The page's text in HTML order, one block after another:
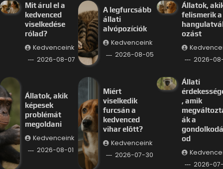
Mit árul el a
kedvenced
viselkedése
rólad?
Kedvenceink
2026-08-07
A legfurcsább
állati
alvópozíciók
Kedvenceink
2026-08-05
Állatok,
felismerik a
ozást
2026-
Állatok, akik
képesek
problémát
megoldani
Kedvenceink
2026-08-01
Miért
viselkedik
furcsán a
kedvenced
vihar előtt?
Kedvenceink
2026-07-30
Állati
, amik
ák a
od
2026-